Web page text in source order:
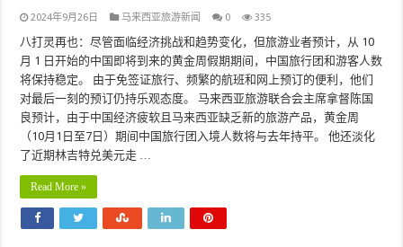
2024年9月26日 马来西亚旅游新闻 0 335
八打灵再也：尽管面临经济挑战和趋势变化，但旅游业者预计，从 10
月 1 日开始的中国即将到来的黄金周假期期间，中国旅行团和游客人数
将保持稳定。 由于免签证旅行、频繁的航班和网上预订的便利，他们
对最后一刻的预订仍持乐观态度。 马来西亚旅游联合会主席拿督陈国
良预计，由于中国经济疲软且马来西亚缺乏新的旅游产品，黄金周
（10月1日至7日）期间中国旅行团入境人数将与去年持平。 他还淡化
了近期林吉特兑美元走 …
Read More »